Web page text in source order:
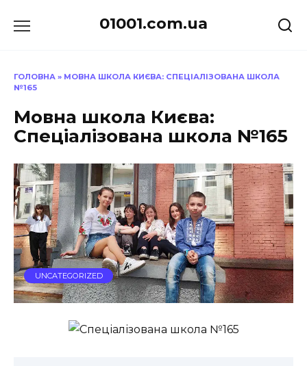
до
01001.com.ua
ГОЛОВНА » МОВНА ШКОЛА КИЄВА: СПЕЦІАЛІЗОВАНА ШКОЛА
№165
Мовна школа Києва:
Спеціалізована школа №165
UNCATEGORIZED